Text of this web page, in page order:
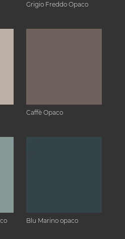
Grigio Freddo Opaco
Caffè Opaco
Blu Marino opaco